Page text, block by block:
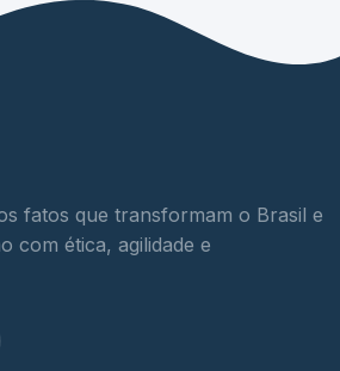
fatos que transformam o Brasil e
com ética, agilidade e